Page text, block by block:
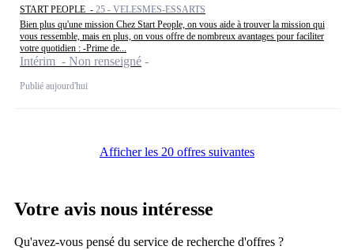
START PEOPLE - 25 - VELESMES-ESSARTS
Bien plus qu'une mission Chez Start People, on vous aide à trouver la mission qui
vous ressemble, mais en plus, on vous offre de nombreux avantages pour faciliter
votre quotidien : -Prime de...
Intérim - Non renseigné
Publié aujourd'hui
Afficher les 20 offres suivantes
Votre avis nous intéresse
Qu'avez-vous pensé du service de recherche d'offres ?